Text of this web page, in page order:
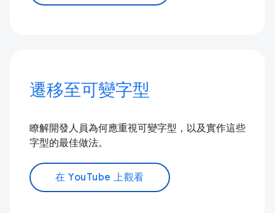
遷移至可變字型
瞭解開發人員為何應重視可變字型，以及實作這些
字型的最佳做法。
在 YouTube 上觀看